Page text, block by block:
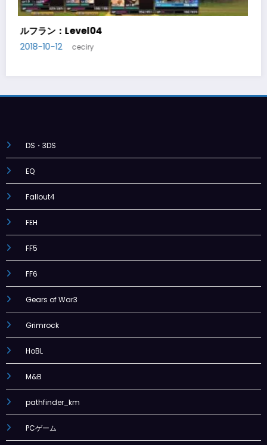
ルフラン：Level05
2018-10-14 ceciry
DS・3DS
EQ
Fallout4
FEH
FF5
FF6
Gears of War3
Grimrock
HoBL
M&B
pathfinder_km
PCゲーム